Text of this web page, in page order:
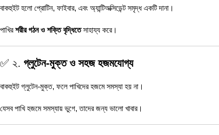
বাকহুইট হলো প্রোটিন, ফাইবার, এবং অ্যান্টিঅক্সিডেন্ট সমৃদ্ধ একটি দানা।
পাখিরশরীর গঠন ও শক্তি বৃদ্ধিতেসাহায্য করে।
✅ ২. গ্লুটেন-মুক্ত ও সহজ হজমযোগ্য
বাকহুইট গ্লুটেন-মুক্ত, ফলে পাখিদের হজমে সমস্যা হয় না।
যেসব পাখি হজমে সমস্যায় ভুগে, তাদের জন্য ভালো খাবার।